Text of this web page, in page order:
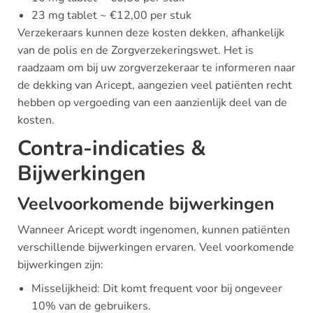
23 mg tablet ~ €12,00 per stuk
Verzekeraars kunnen deze kosten dekken, afhankelijk
van de polis en de Zorgverzekeringswet. Het is
raadzaam om bij uw zorgverzekeraar te informeren naar
de dekking van Aricept, aangezien veel patiënten recht
hebben op vergoeding van een aanzienlijk deel van de
kosten.
Contra-indicaties &
Bijwerkingen
Veelvoorkomende bijwerkingen
Wanneer Aricept wordt ingenomen, kunnen patiënten
verschillende bijwerkingen ervaren. Veel voorkomende
bijwerkingen zijn:
Misselijkheid: Dit komt frequent voor bij ongeveer
10% van de gebruikers.